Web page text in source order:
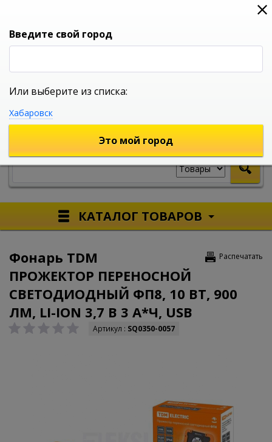
0
УНИВЕРСАЛЬНЫЙ ИНТЕРНЕТ МАГАЗИН
КАТАЛОГ ТОВАРОВ
Распечатать
Фонарь TDM
ПРОЖЕКТОР ПЕРЕНОСНОЙ
СВЕТОДИОДНЫЙ ФП8, 10 ВТ, 900
ЛМ, LI-ION 3,7 B 3 A*Ч, USB
Артикул : SQ0350-0057
Введите свой город
Или выберите из списка:
Хабаровск
Это мой город